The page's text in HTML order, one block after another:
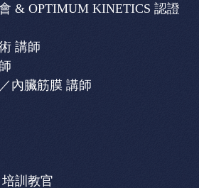
& OPTIMUM KINETICS 認證
講師
內臟筋膜 講師
訓教官